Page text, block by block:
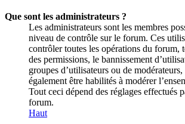
Que sont les administrateurs ?
Les administrateurs sont les membres
niveau de contrôle sur le forum. Ces
contrôler toutes les opérations du forum,
des permissions, le bannissement
groupes d’utilisateurs ou de
également être habilités à modérer
Tout ceci dépend des réglages effectués
forum.
Haut